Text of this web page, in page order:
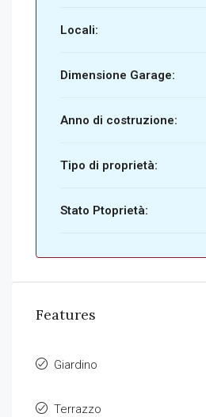
Locali:
Dimensione Garage:
Anno di costruzione:
Tipo di proprietà:
Stato Ptoprietà:
Features
Giardino
Terrazzo